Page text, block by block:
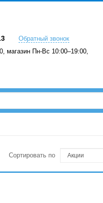
Обратный звонок
магазин Пн-Вс 10:00–19:00,
Сортировать по